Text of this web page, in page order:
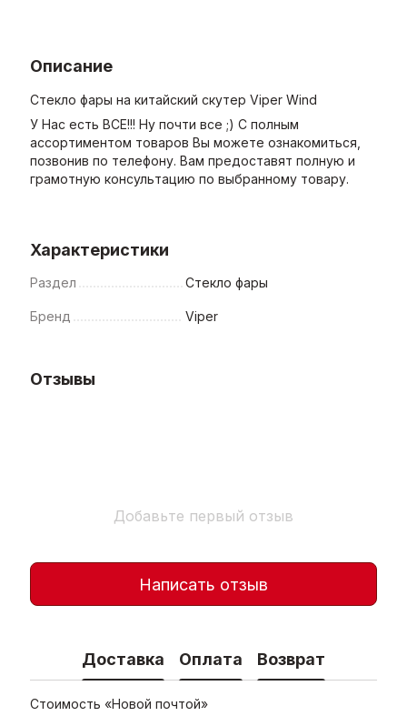
Описание
Стекло фары на китайский скутер Viper Wind
У Нас есть ВСЕ!!! Ну почти все ;) С полным
ассортиментом товаров Вы можете ознакомиться,
позвонив по телефону. Вам предоставят полную и
грамотную консультацию по выбранному товару.
Характеристики
Раздел Стекло фары
Бренд Viper
Отзывы
Добавьте первый отзыв
Написать отзыв
Доставка Оплата Возврат
Стоимость «Новой почтой»